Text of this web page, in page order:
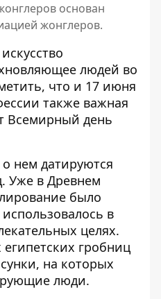
основан
жонглеров.
людей во
что и 17 июня
также важная
Всемирный день
нем датируются
Уже в Древнем
было
в
целях.
гробниц
на которых
люди.